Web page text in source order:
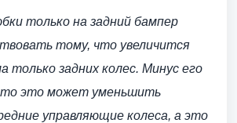
только на задний бампер
тому, что увеличится
только задних колес. Минус его
это может уменьшить
управляющие колеса, а это